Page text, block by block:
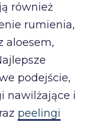
również
rumienia,
aloesem,
podejście,
nawilżające i
peelingi